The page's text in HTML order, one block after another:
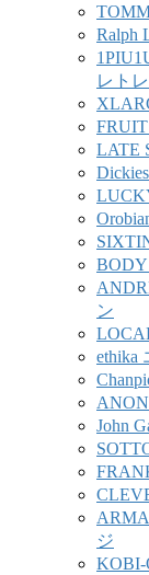
Ralph
レト
LATE
ン
ethika
John
ジ
KOBI-